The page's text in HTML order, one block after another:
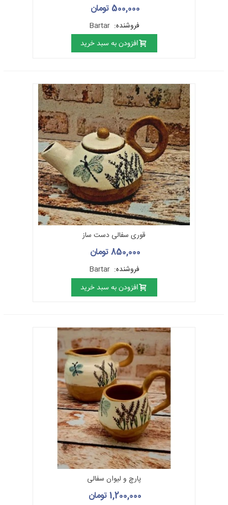
500,000 تومان
فروشنده: Bartar
افزودن به سبد خرید
قوری سفالی دست ساز
850,000 تومان
فروشنده: Bartar
افزودن به سبد خرید
پارچ و لیوان سفالی
1,200,000 تومان